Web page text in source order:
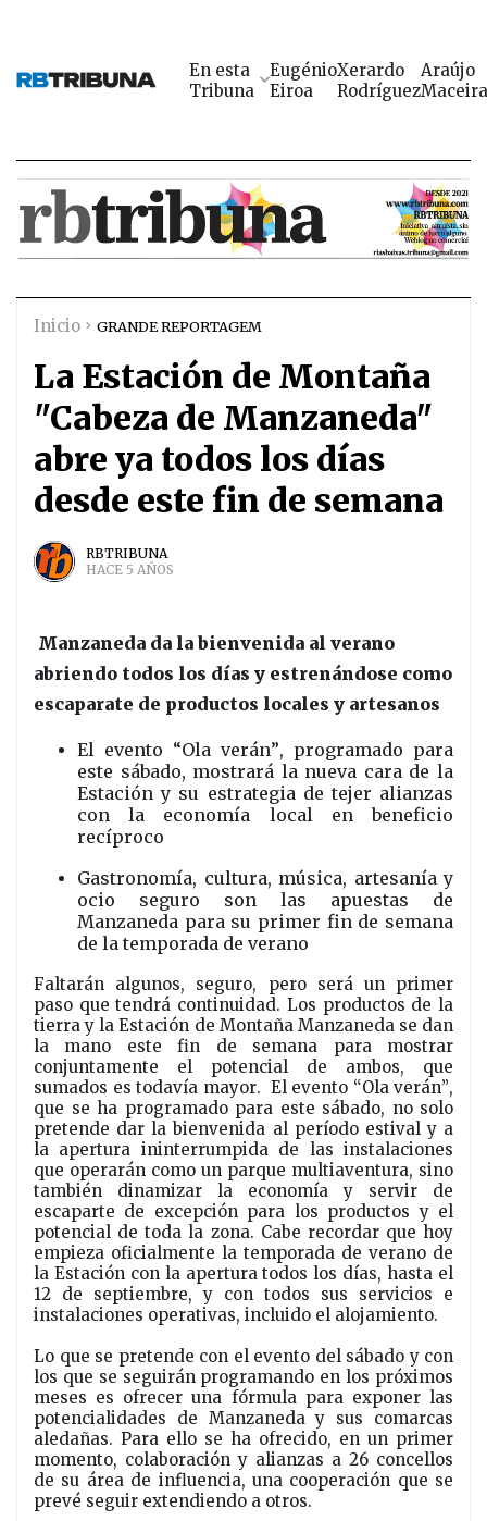
En esta
Tribuna
Eugénio
Eiroa
Xerardo
Rodríguez
Araújo
Maceira
Inicio GRANDE REPORTAGEM
La Estación de Montaña
"Cabeza de Manzaneda"
abre ya todos los días
desde este fin de semana
RBTRIBUNA
HACE 5 AÑOS
Manzaneda da la bienvenida al verano
abriendo todos los días y estrenándose como
escaparate de productos locales y artesanos
El evento “Ola verán”, programado para
este sábado, mostrará la nueva cara de la
Estación y su estrategia de tejer alianzas
con la economía local en beneficio
recíproco
Gastronomía, cultura, música, artesanía y
ocio seguro son las apuestas de
Manzaneda para su primer fin de semana
de la temporada de verano
Faltarán algunos, seguro, pero será un primer
paso que tendrá continuidad. Los productos de la
tierra y la Estación de Montaña Manzaneda se dan
la mano este fin de semana para mostrar
conjuntamente el potencial de ambos, que
sumados es todavía mayor. El evento “Ola verán”,
que se ha programado para este sábado, no solo
pretende dar la bienvenida al período estival y a
la apertura ininterrumpida de las instalaciones
que operarán como un parque multiaventura, sino
también dinamizar la economía y servir de
escaparte de excepción para los productos y el
potencial de toda la zona. Cabe recordar que hoy
empieza oficialmente la temporada de verano de
la Estación con la apertura todos los días, hasta el
12 de septiembre, y con todos sus servicios e
instalaciones operativas, incluido el alojamiento.
Lo que se pretende con el evento del sábado y con
los que se seguirán programando en los próximos
meses es ofrecer una fórmula para exponer las
potencialidades de Manzaneda y sus comarcas
aledañas. Para ello se ha ofrecido, en un primer
momento, colaboración y alianzas a 26 concellos
de su área de influencia, una cooperación que se
prevé seguir extendiendo a otros.